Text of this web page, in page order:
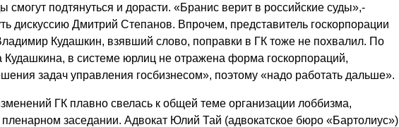
смогут подтянуться и дорасти. «Бранис верит в российские суды»,-
дискуссию Дмитрий Степанов. Впрочем, представитель госкорпорации
Кудашкин, взявший слово, поправки в ГК тоже не похвалил. По
в системе юрлиц не отражена форма госкорпораций,
задач управления госбизнесом», поэтому «надо работать дальше».
ГК плавно свелась к общей теме организации лоббизма,
заседании. Адвокат Юлий Тай (адвокатское бюро «Бартолиус»)